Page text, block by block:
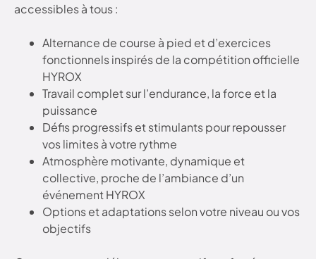
accessibles à tous :
Alternance de course à pied et d’exercices
fonctionnels inspirés de la compétition officielle
HYROX
Travail complet sur l’endurance, la force et la
puissance
Défis progressifs et stimulants pour repousser
vos limites à votre rythme
Atmosphère motivante, dynamique et
collective, proche de l’ambiance d’un
événement HYROX
Options et adaptations selon votre niveau ou vos
objectifs